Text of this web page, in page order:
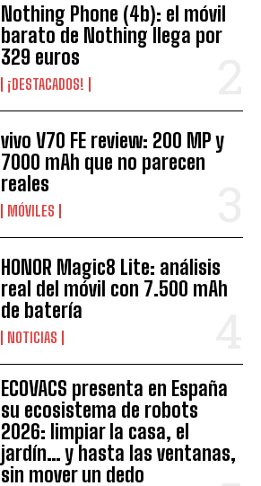
Nothing Phone (4b): el móvil
barato de Nothing llega por
329 euros
¡DESTACADOS!
vivo V70 FE review: 200 MP y
7000 mAh que no parecen
reales
MÓVILES
HONOR Magic8 Lite: análisis
real del móvil con 7.500 mAh
de batería
NOTICIAS
ECOVACS presenta en España
su ecosistema de robots
2026: limpiar la casa, el
jardín… y hasta las ventanas,
sin mover un dedo